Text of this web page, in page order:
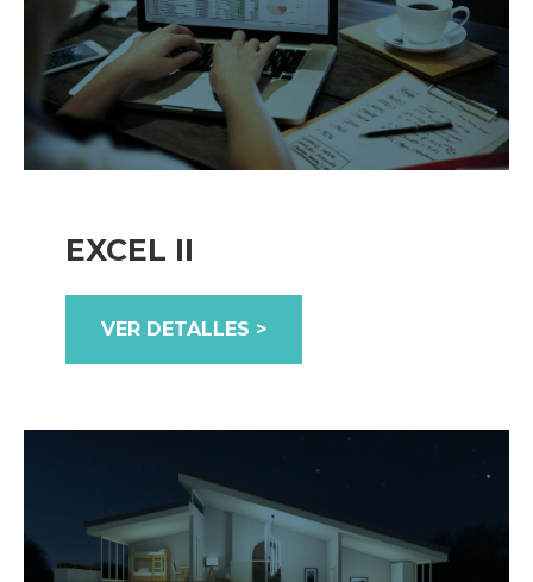
EXCEL II
VER DETALLES >